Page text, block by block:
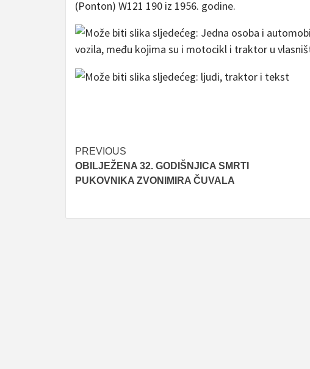
(Ponton) W121 190 iz 1956. godine.
vozila, među kojima su i motocikl i traktor u
Post
navigation
PREVIOUS
OBILJEŽENA 32. GODIŠNJICA SMRTI
PUKOVNIKA ZVONIMIRA ČUVALA